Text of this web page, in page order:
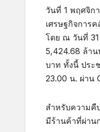
วันที่ 1 พฤศจิก
เศรษฐกิจการ
โดย ณ วันที่ 31
5,424.68 ล้าน
บาท ทั้งนี้ ประ
23.00 น. ผ่าน
สำหรับความคื
มีร้านค้าที่ผ่าน